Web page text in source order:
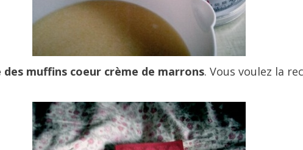
des muffins coeur crème de marrons. Vous voulez la